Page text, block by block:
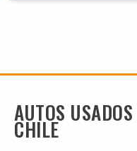
AUTOS
CHILE